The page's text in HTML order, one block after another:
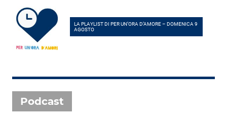
LA PLAYLIST DI PER UN’ORA D’AMORE – DOMENICA 9
AGOSTO
Podcast